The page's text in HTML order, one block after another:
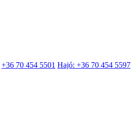
+36 70 454 5501 Hajó: +36 70 454 5597